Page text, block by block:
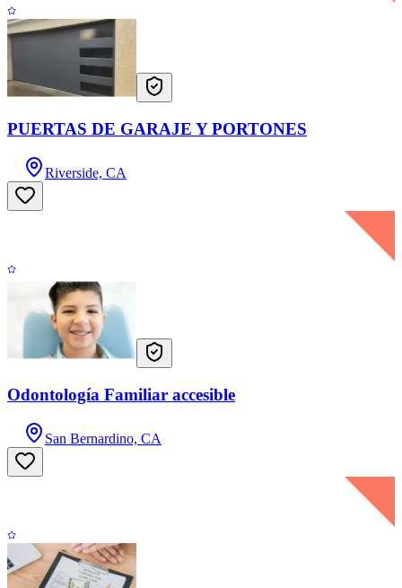
PUERTAS DE GARAJE Y PORTONES
Riverside, CA
Odontología Familiar accesible
San Bernardino, CA